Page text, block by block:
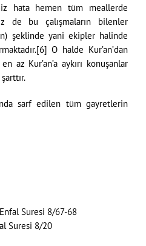
hata hemen tüm meallerde
de bu çalışmaların bilenler
şeklinde yani ekipler halinde
O halde Kur’an’dan
az Kur’an’a aykırı konuşanlar
sarf edilen tüm gayretlerin
Suresi 8/67-68
Suresi 8/20